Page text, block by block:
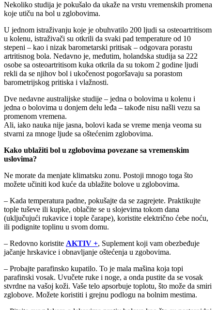
Nekoliko studija je pokušalo da ukaže na vrstu vremenskih promena
koje utiču na bol u zglobovima.
U jednom istraživanju koje je obuhvatilo 200 ljudi sa osteoartritisom
u kolenu, istraživači su otkrili da svaki pad temperature od 10
stepeni – kao i nizak barometarski pritisak – odgovara porastu
artritisnog bola. Nedavno je, međutim, holandska studija sa 222
osobe sa osteoartritisom kuka otkrila da su tokom 2 godine ljudi
rekli da se njihov bol i ukočenost pogoršavaju sa porastom
barometrijskog pritiska i vlažnosti.
Dve nedavne australijske studije – jedna o bolovima u kolenu i
jedna o bolovima u donjem delu leđa – takođe nisu našli vezu sa
promenom vremena.
Ali, iako nauka nije jasna, bolovi kada se vreme menja veoma su
stvarni za mnoge ljude sa oštećenim zglobovima.
Kako ublažiti bol u zglobovima povezane sa vremenskim
uslovima?
Ne morate da menjate klimatsku zonu. Postoji mnogo toga što
možete učiniti kod kuće da ublažite bolove u zglobovima.
– Kada temperatura padne, pokušajte da se zagrejete. Praktikujte
tople tuševe ili kupke, oblačite se u slojevima tokom dana
(uključujući rukavice i tople čarape), koristite električno ćebe noću,
ili podignite toplinu u svom domu.
– Redovno koristite AKTIV +, Suplement koji vam obezbeđuje
jačanje hrskavice i obnavljanje oštećenja u zgobovima.
– Probajte parafinsko kupatilo. To je mala mašina koja topi
parafinski vosak. Uvučete ruke i noge, a onda pustite da se vosak
stvrdne na vašoj koži. Vaše telo apsorbuje toplotu, što može da smiri
zglobove. Možete koristiti i grejnu podlogu na bolnim mestima.